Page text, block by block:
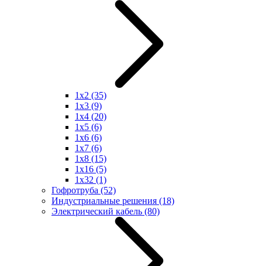
1x2 (35)
1x3 (9)
1x4 (20)
1x5 (6)
1x6 (6)
1x7 (6)
1x8 (15)
1x16 (5)
1x32 (1)
Гофротруба (52)
Индустриальные решения (18)
Электрический кабель (80)